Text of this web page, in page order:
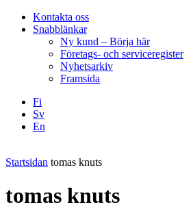
Kontakta oss
Snabblänkar
Ny kund – Börja här
Företags- och serviceregister
Nyhetsarkiv
Framsida
Fi
Sv
En
Startsidan tomas knuts
tomas knuts